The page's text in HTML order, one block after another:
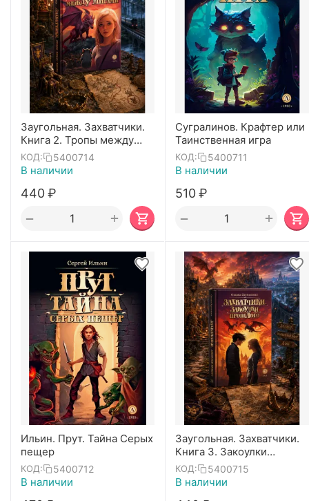
Заугольная. Захватчики.
Книга 2. Тропы между
мирами
КОД: 5400714
В наличии
‍440‍₽
+
−
Сугралинов. Крафтер или
Таинственная игра
КОД: 5400711
В наличии
‍510‍₽
+
−
Ильин. Прут. Тайна Серых
пещер
КОД: 5400712
В наличии
Заугольная. Захватчики.
Книга 3. Закоулки
прошлого
КОД: 5400715
В наличии